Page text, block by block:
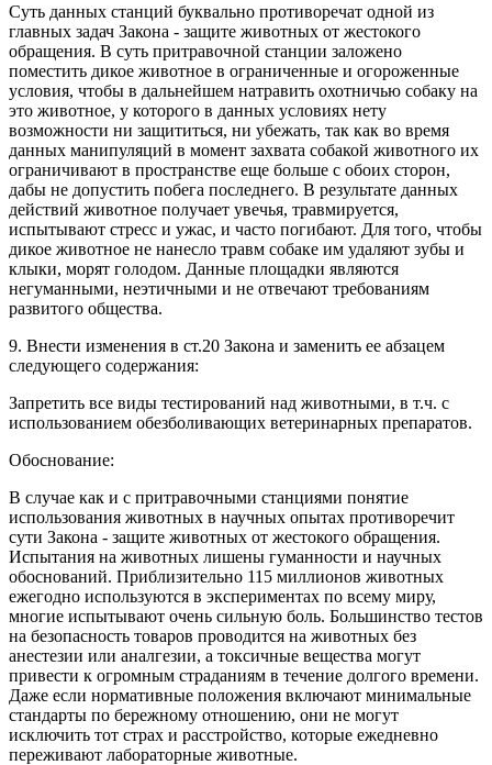
Суть данных станций буквально противоречат одной из
главных задач Закона - защите животных от жестокого
обращения. В суть притравочной станции заложено
поместить дикое животное в ограниченные и огороженные
условия, чтобы в дальнейшем натравить охотничью собаку на
это животное, у которого в данных условиях нету
возможности ни защититься, ни убежать, так как во время
данных манипуляций в момент захвата собакой животного их
ограничивают в пространстве еще больше с обоих сторон,
дабы не допустить побега последнего. В результате данных
действий животное получает увечья, травмируется,
испытывают стресс и ужас, и часто погибают. Для того, чтобы
дикое животное не нанесло травм собаке им удаляют зубы и
клыки, морят голодом. Данные площадки являются
негуманными, неэтичными и не отвечают требованиям
развитого общества.
9. Внести изменения в ст.20 Закона и заменить ее абзацем
следующего содержания:
Запретить все виды тестирований над животными, в т.ч. с
использованием обезболивающих ветеринарных препаратов.
Обоснование:
В случае как и с притравочными станциями понятие
использования животных в научных опытах противоречит
сути Закона - защите животных от жестокого обращения.
Испытания на животных лишены гуманности и научных
обоснований. Приблизительно 115 миллионов животных
ежегодно используются в экспериментах по всему миру,
многие испытывают очень сильную боль. Большинство тестов
на безопасность товаров проводится на животных без
анестезии или аналгезии, а токсичные вещества могут
привести к огромным страданиям в течение долгого времени.
Даже если нормативные положения включают минимальные
стандарты по бережному отношению, они не могут
исключить тот страх и расстройство, которые ежедневно
переживают лабораторные животные.